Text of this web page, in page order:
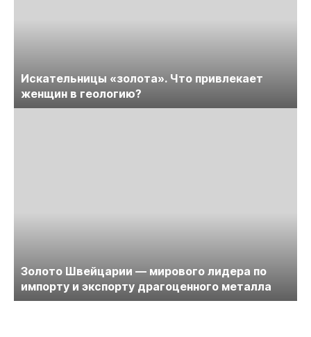
Искательницы «золота». Что привлекает
женщин в геологию?
Золото Швейцарии — мирового лидера по
импорту и экспорту драгоценного металла